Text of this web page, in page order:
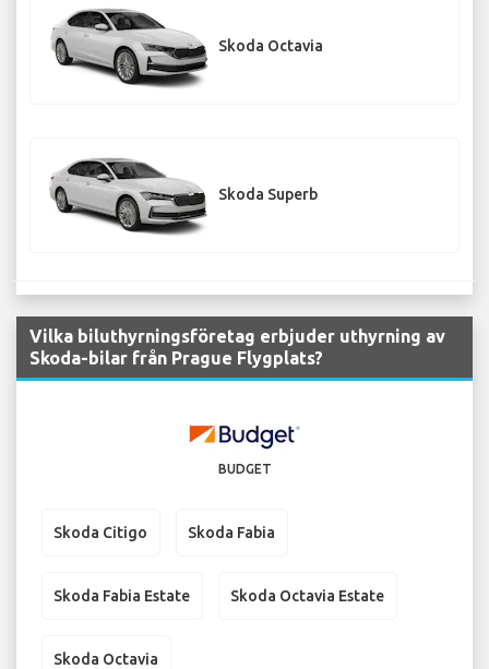
Skoda Octavia
Skoda Superb
Vilka biluthyrningsföretag erbjuder uthyrning av
Skoda-bilar från Prague Flygplats?
BUDGET
Skoda Citigo Skoda Fabia
Skoda Fabia Estate Skoda Octavia Estate
Skoda Octavia